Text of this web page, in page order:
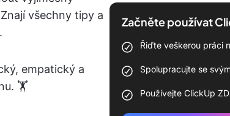
všechny tipy a
empatický a
🏋️
Začněte používat
Řiďte veškerou práci
Spolupracujte se
Používejte ClickUp